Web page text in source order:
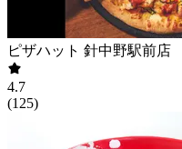
ピザハット 針中野駅前店
4.7
(125)